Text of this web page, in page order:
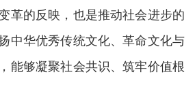
革的反映，也是推动社会进步的
中华优秀传统文化、革命文化与
能够凝聚社会共识、筑牢价值根